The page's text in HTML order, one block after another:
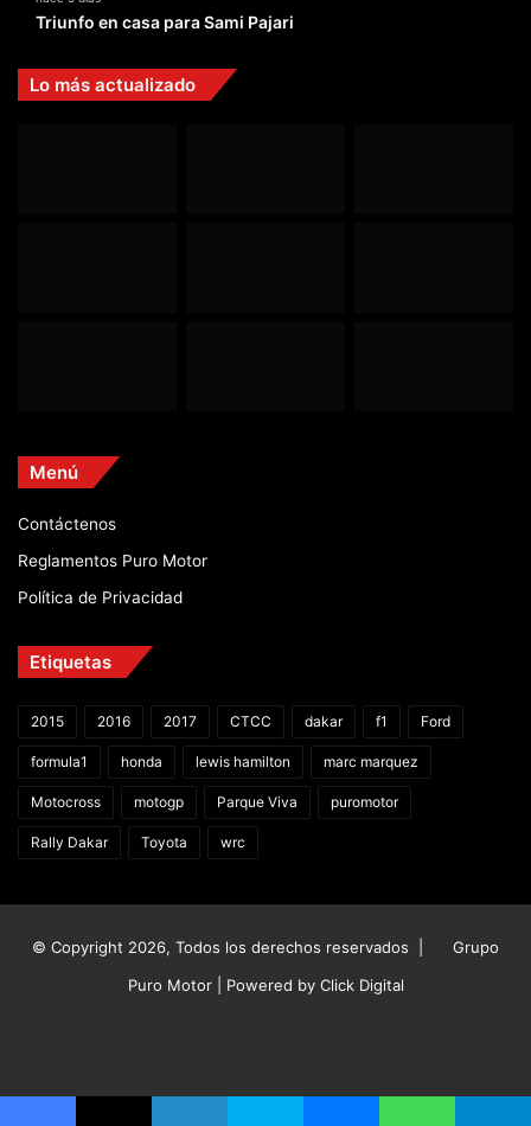
Triunfo en casa para Sami Pajari
Lo más actualizado
Menú
Contáctenos
Reglamentos Puro Motor
Política de Privacidad
Etiquetas
2015 2016 2017 CTCC dakar f1 Ford
formula1 honda lewis hamilton marc marquez
Motocross motogp Parque Viva puromotor
Rally Dakar Toyota wrc
© Copyright 2026, Todos los derechos reservados |
Grupo
Puro Motor | Powered by Click Digital